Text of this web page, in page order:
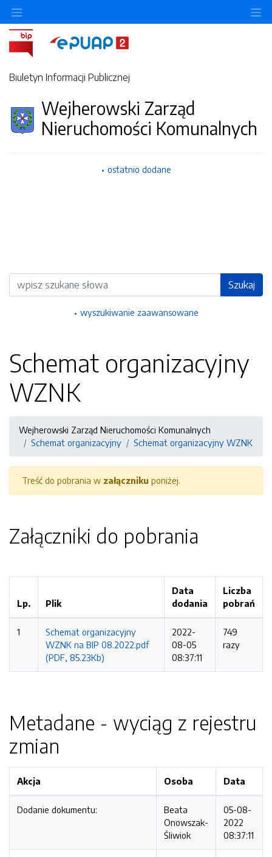
Biuletyn Informacji Publicznej
Wejherowski Zarząd
Nieruchomości Komunalnych
ostatnio dodane
Wyszukiwarka Szukaj
wyszukiwanie zaawansowane
Schemat organizacyjny
WZNK
Wejherowski Zarząd Nieruchomości Komunalnych
Schemat organizacyjny
Schemat organizacyjny WZNK
Treść do pobrania w załączniku poniżej.
Załączniki do pobrania
Lp. Plik
Data
dodania
Liczba
pobrań
1
Schemat organizacyjny
WZNK na BIP 08.2022.pdf
(PDF, 85.23Kb)
2022-
08-05
08:37:11
749
razy
Metadane - wyciąg z rejestru
zmian
Akcja Osoba Data
Dodanie dokumentu:
Beata
Onowszak-
Śliwiok
05-08-
2022
08:37:11